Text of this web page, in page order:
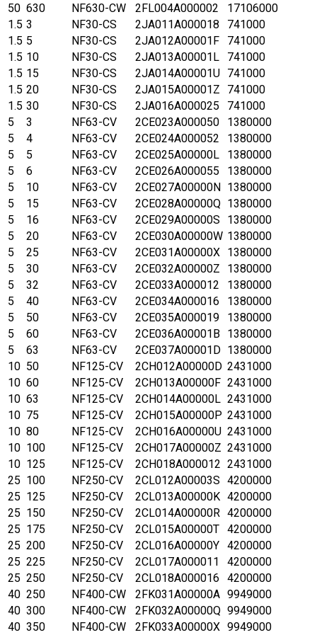
50 630 NF630-CW 2FL004A000002
17106000
1.5 3 NF30-CS 2JA011A000018
741000
1.5 5 NF30-CS 2JA012A00001F
741000
1.5 10 NF30-CS 2JA013A00001L
741000
1.5 15 NF30-CS 2JA014A00001U 741000
1.5 20 NF30-CS 2JA015A00001Z
741000
1.5 30 NF30-CS 2JA016A000025
741000
5
3 NF63-CV 2CE023A000050
1380000
5
4 NF63-CV 2CE024A000052
1380000
5
5 NF63-CV 2CE025A00000L
1380000
5
6 NF63-CV 2CE026A000055
1380000
5
10 NF63-CV 2CE027A00000N 1380000
5
15 NF63-CV 2CE028A00000Q 1380000
5
16 NF63-CV 2CE029A00000S
1380000
5
20 NF63-CV 2CE030A00000W 1380000
5
25 NF63-CV 2CE031A00000X 1380000
5
30 NF63-CV 2CE032A00000Z
1380000
5
32 NF63-CV 2CE033A000012
1380000
5
40 NF63-CV 2CE034A000016
1380000
5
50 NF63-CV 2CE035A000019
1380000
5
60 NF63-CV 2CE036A00001B 1380000
5
63 NF63-CV 2CE037A00001D 1380000
10 50 NF125-CV 2CH012A00000D 2431000
10 60 NF125-CV 2CH013A00000F 2431000
10 63 NF125-CV 2CH014A00000L 2431000
10 75 NF125-CV 2CH015A00000P 2431000
10 80 NF125-CV 2CH016A00000U 2431000
10 100 NF125-CV 2CH017A00000Z 2431000
10 125 NF125-CV 2CH018A000012 2431000
25 100 NF250-CV 2CL012A00003S 4200000
25 125 NF250-CV 2CL013A00000K 4200000
25 150 NF250-CV 2CL014A00000R 4200000
25 175 NF250-CV 2CL015A00000T 4200000
25 200 NF250-CV 2CL016A00000Y 4200000
25 225 NF250-CV 2CL017A000011
4200000
25 250 NF250-CV 2CL018A000016
4200000
40 250 NF400-CW 2FK031A00000A 9949000
40 300 NF400-CW 2FK032A00000Q 9949000
40 350 NF400-CW 2FK033A00000X 9949000